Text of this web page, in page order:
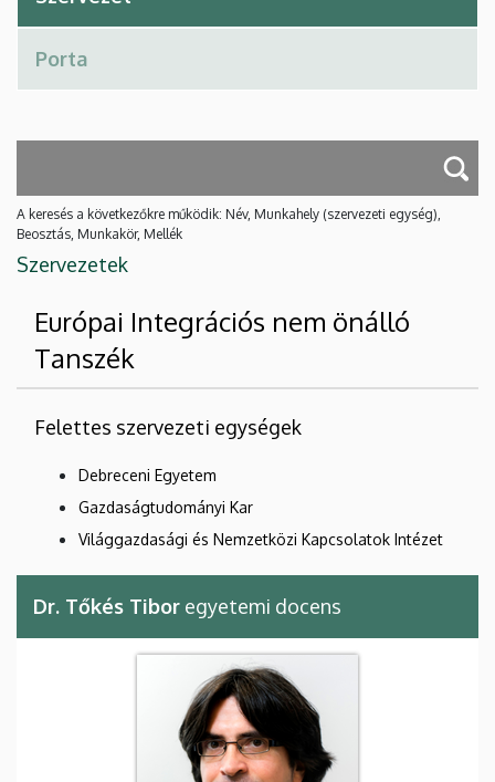
A keresés a következőkre működik: Név, Munkahely (szervezeti egység),
Beosztás, Munkakör, Mellék
Szervezetek
Európai Integrációs nem önálló
Tanszék
Felettes szervezeti egységek
Debreceni Egyetem
Gazdaságtudományi Kar
Világgazdasági és Nemzetközi Kapcsolatok Intézet
Dr. Tőkés Tibor egyetemi docens